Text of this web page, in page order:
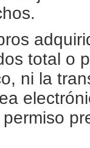
total o
ni la